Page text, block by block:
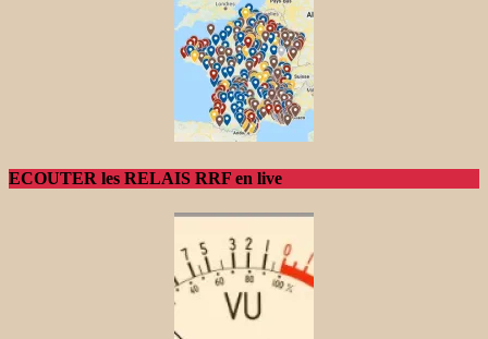
ECOUTER les RELAIS RRF en live